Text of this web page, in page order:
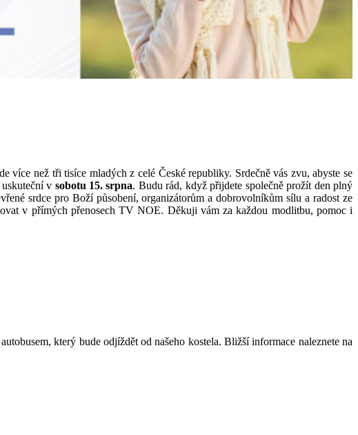
více než tři tisíce mladých z celé České republiky. Srdečně vás zvu, abyste se
v sobotu 15. srpna. Budu rád, když přijdete společně prožít den plný
srdce pro Boží působení, organizátorům a dobrovolníkům sílu a radost ze
v přímých přenosech TV NOE. Děkuji vám za každou modlitbu, pomoc i
který bude odjíždět od našeho kostela.Bližší informace naleznete na